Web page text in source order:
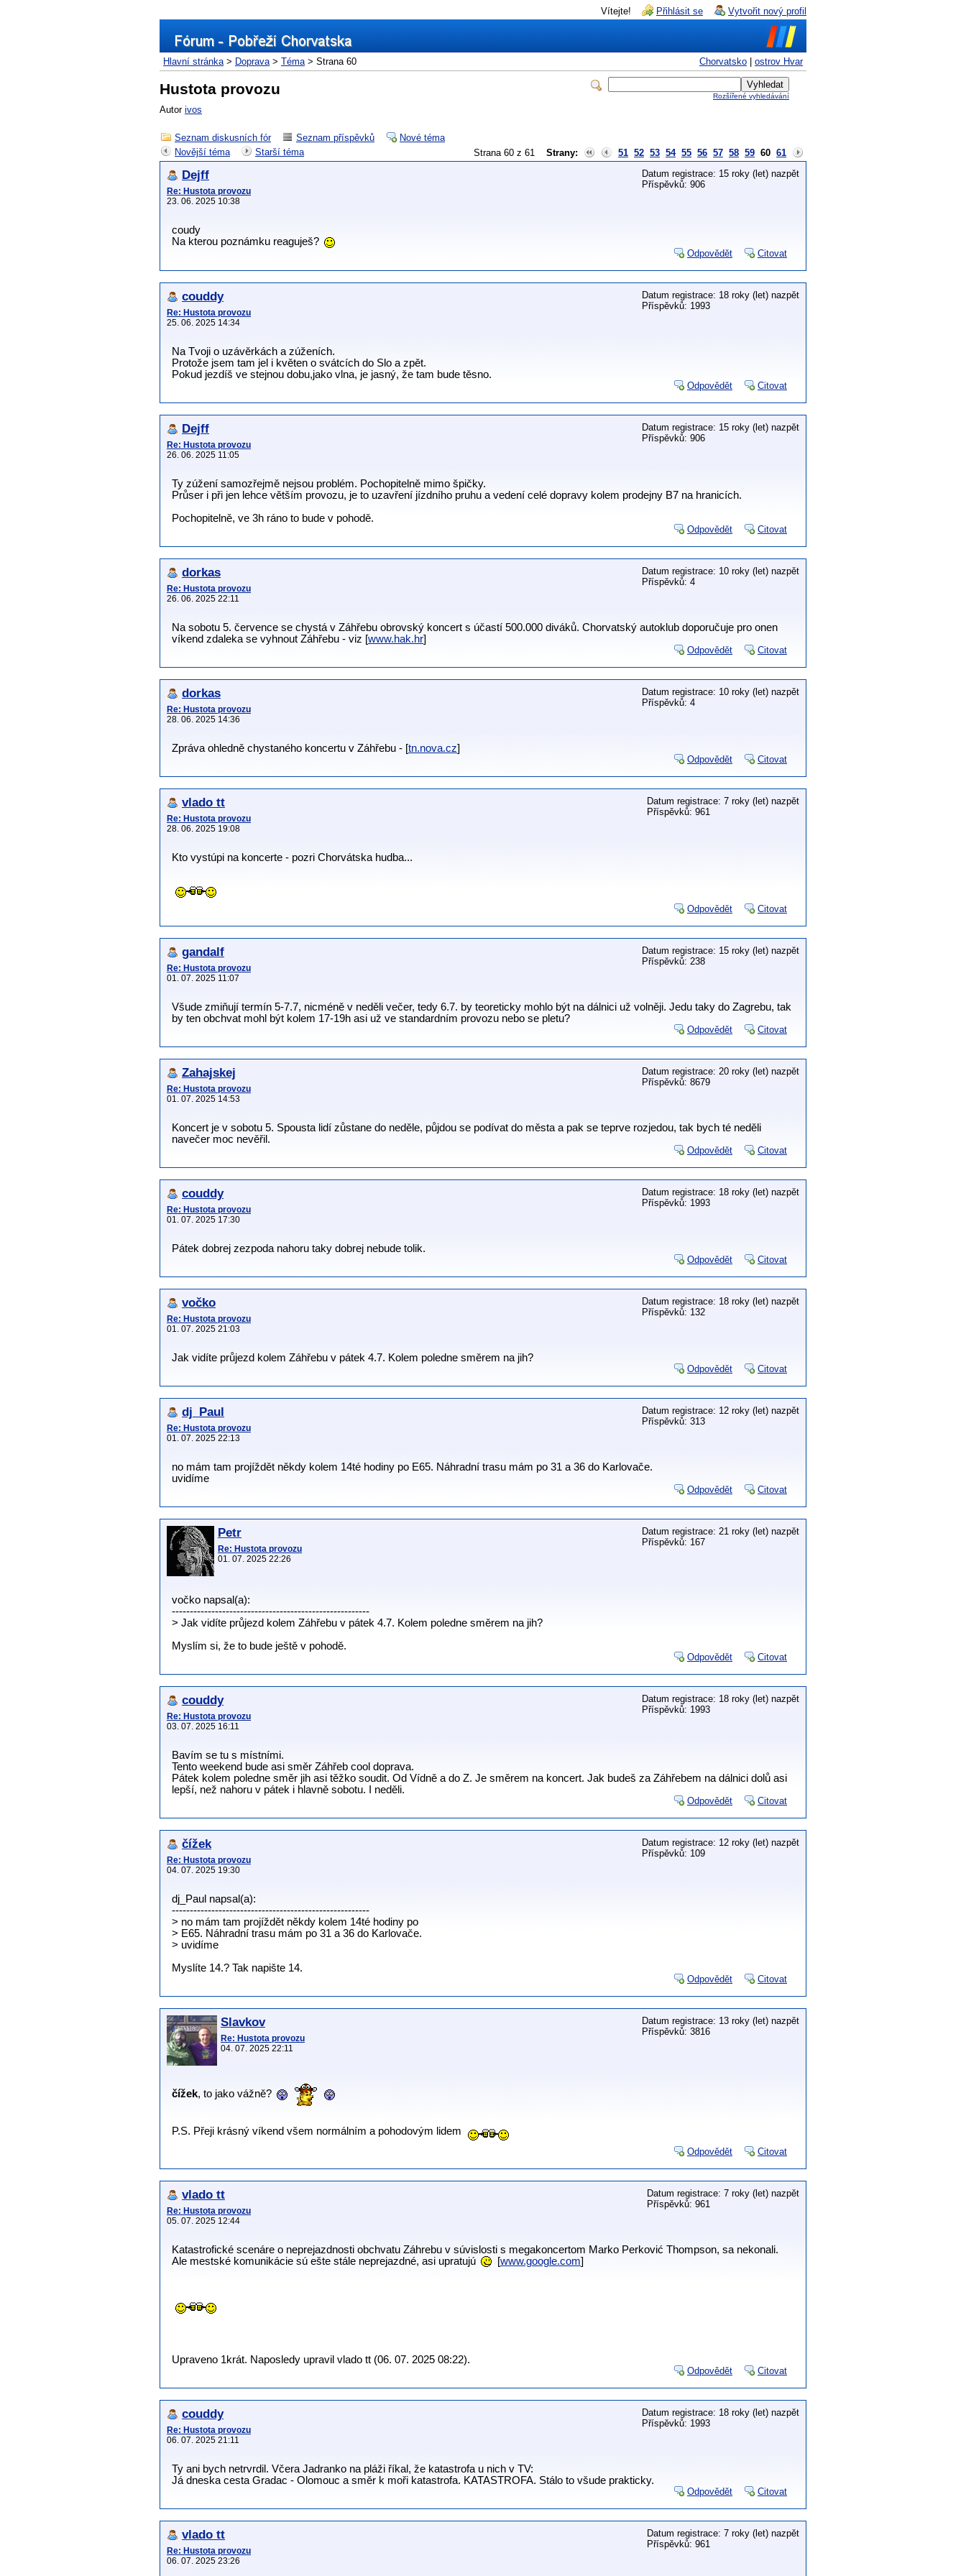
Vítejte! Přihlásit se Vytvořit nový profil
Chorvatsko ostrov Hvar
Hlavní stránka> Doprava> Téma> Strana 60
Rozšířené vyhledávání
Hustota provozu
Autor ivos
Seznam diskusních fór Seznam příspěvků
Nové téma
Strana 60 z 61 Strany: 51 52 53 54 55 56 57 58 59 60 61
Novější téma Starší téma
Dejff
Re: Hustota provozu
23. 06. 2025 10:38
Datum registrace: 15 roky (let) nazpět
Příspěvků: 906
coudy
Na kterou poznámku reaguješ?
Odpovědět Citovat
couddy
Re: Hustota provozu
25. 06. 2025 14:34
Datum registrace: 18 roky (let) nazpět
Příspěvků: 1993
Na Tvoji o uzávěrkách a zúženích.
Protože jsem tam jel i květen o svátcích do Slo a zpět.
Pokud jezdíš ve stejnou dobu,jako vlna, je jasný, že tam bude těsno.
Odpovědět Citovat
Dejff
Re: Hustota provozu
26. 06. 2025 11:05
Datum registrace: 15 roky (let) nazpět
Příspěvků: 906
Ty zúžení samozřejmě nejsou problém. Pochopitelně mimo špičky.
Průser i při jen lehce větším provozu, je to uzavření jízdního pruhu a vedení celé dopravy kolem prodejny B7 na hranicích.
Pochopitelně, ve 3h ráno to bude v pohodě.
Odpovědět Citovat
dorkas
Re: Hustota provozu
26. 06. 2025 22:11
Datum registrace: 10 roky (let) nazpět
Příspěvků: 4
Na sobotu 5. července se chystá v Záhřebu obrovský koncert s účastí 500.000 diváků. Chorvatský autoklub doporučuje pro onen
víkend zdaleka se vyhnout Záhřebu - viz [www.hak.hr]
Odpovědět Citovat
dorkas
Re: Hustota provozu
28. 06. 2025 14:36
Datum registrace: 10 roky (let) nazpět
Příspěvků: 4
Zpráva ohledně chystaného koncertu v Záhřebu - [tn.nova.cz]
Odpovědět Citovat
vlado tt
Re: Hustota provozu
28. 06. 2025 19:08
Datum registrace: 7 roky (let) nazpět
Příspěvků: 961
Kto vystúpi na koncerte - pozri Chorvátska hudba...
Odpovědět Citovat
gandalf
Re: Hustota provozu
01. 07. 2025 11:07
Datum registrace: 15 roky (let) nazpět
Příspěvků: 238
Všude zmiňují termín 5-7.7, nicméně v neděli večer, tedy 6.7. by teoreticky mohlo být na dálnici už volněji. Jedu taky do Zagrebu, tak
by ten obchvat mohl být kolem 17-19h asi už ve standardním provozu nebo se pletu?
Odpovědět Citovat
Zahajskej
Re: Hustota provozu
01. 07. 2025 14:53
Datum registrace: 20 roky (let) nazpět
Příspěvků: 8679
Koncert je v sobotu 5. Spousta lidí zůstane do neděle, půjdou se podívat do města a pak se teprve rozjedou, tak bych té neděli
navečer moc nevěřil.
Odpovědět Citovat
couddy
Re: Hustota provozu
01. 07. 2025 17:30
Datum registrace: 18 roky (let) nazpět
Příspěvků: 1993
Pátek dobrej zezpoda nahoru taky dobrej nebude tolik.
Odpovědět Citovat
vočko
Re: Hustota provozu
01. 07. 2025 21:03
Datum registrace: 18 roky (let) nazpět
Příspěvků: 132
Jak vidíte průjezd kolem Záhřebu v pátek 4.7. Kolem poledne směrem na jih?
Odpovědět Citovat
dj_Paul
Re: Hustota provozu
01. 07. 2025 22:13
Datum registrace: 12 roky (let) nazpět
Příspěvků: 313
no mám tam projíždět někdy kolem 14té hodiny po E65. Náhradní trasu mám po 31 a 36 do Karlovače.
uvidíme
Odpovědět Citovat
Petr
Re: Hustota provozu
01. 07. 2025 22:26
Datum registrace: 21 roky (let) nazpět
Příspěvků: 167
vočko napsal(a):
-------------------------------------------------------
> Jak vidíte průjezd kolem Záhřebu v pátek 4.7. Kolem poledne směrem na jih?
Myslím si, že to bude ještě v pohodě.
Odpovědět Citovat
couddy
Re: Hustota provozu
03. 07. 2025 16:11
Datum registrace: 18 roky (let) nazpět
Příspěvků: 1993
Bavím se tu s místními.
Tento weekend bude asi směr Záhřeb cool doprava.
Pátek kolem poledne směr jih asi těžko soudit. Od Vídně a do Z. Je směrem na koncert. Jak budeš za Záhřebem na dálnici dolů asi
lepší, než nahoru v pátek i hlavně sobotu. I neděli.
Odpovědět Citovat
čížek
Re: Hustota provozu
04. 07. 2025 19:30
Datum registrace: 12 roky (let) nazpět
Příspěvků: 109
dj_Paul napsal(a):
-------------------------------------------------------
> no mám tam projíždět někdy kolem 14té hodiny po
> E65. Náhradní trasu mám po 31 a 36 do Karlovače.
> uvidíme
Myslíte 14.? Tak napište 14.
Odpovědět Citovat
Slavkov
Re: Hustota provozu
04. 07. 2025 22:11
Datum registrace: 13 roky (let) nazpět
Příspěvků: 3816
čížek, to jako vážně?
P.S. Přeji krásný víkend všem normálním a pohodovým lidem
Odpovědět Citovat
vlado tt
Re: Hustota provozu
05. 07. 2025 12:44
Datum registrace: 7 roky (let) nazpět
Příspěvků: 961
Katastrofické scenáre o neprejazdnosti obchvatu Záhrebu v súvislosti s megakoncertom Marko Perković Thompson, sa nekonali.
Ale mestské komunikácie sú ešte stále neprejazdné, asi upratujú
[www.google.com]
Upraveno 1krát. Naposledy upravil vlado tt (06. 07. 2025 08:22).
Odpovědět Citovat
couddy
Re: Hustota provozu
06. 07. 2025 21:11
Datum registrace: 18 roky (let) nazpět
Příspěvků: 1993
Ty ani bych netrvrdil. Včera Jadranko na pláži říkal, že katastrofa u nich v TV:
Já dneska cesta Gradac - Olomouc a směr k moři katastrofa. KATASTROFA. Stálo to všude prakticky.
Odpovědět Citovat
vlado tt
Re: Hustota provozu
06. 07. 2025 23:26
Datum registrace: 7 roky (let) nazpět
Příspěvků: 961